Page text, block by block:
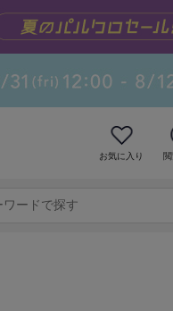
お気に入り